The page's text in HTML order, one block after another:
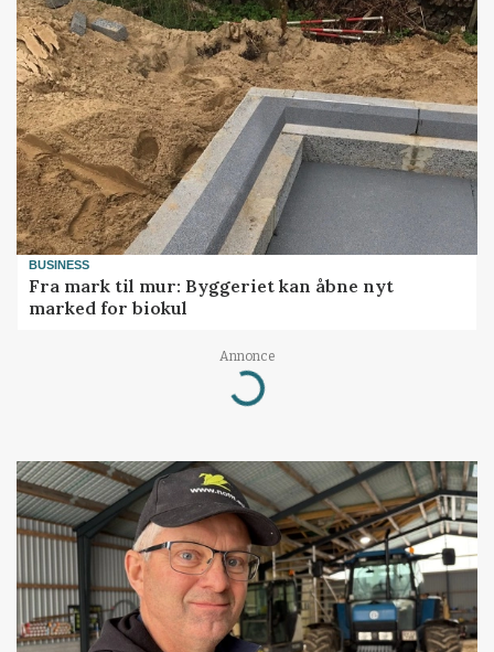
BUSINESS
Fra mark til mur: Byggeriet kan åbne nyt
marked for biokul
Annonce
Loading...